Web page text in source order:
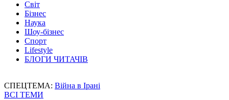
Світ
Бізнес
Наука
Шоу-бізнес
Спорт
Lifestyle
БЛОГИ ЧИТАЧІВ
СПЕЦТЕМА: Війна в Ірані
ВСІ ТЕМИ